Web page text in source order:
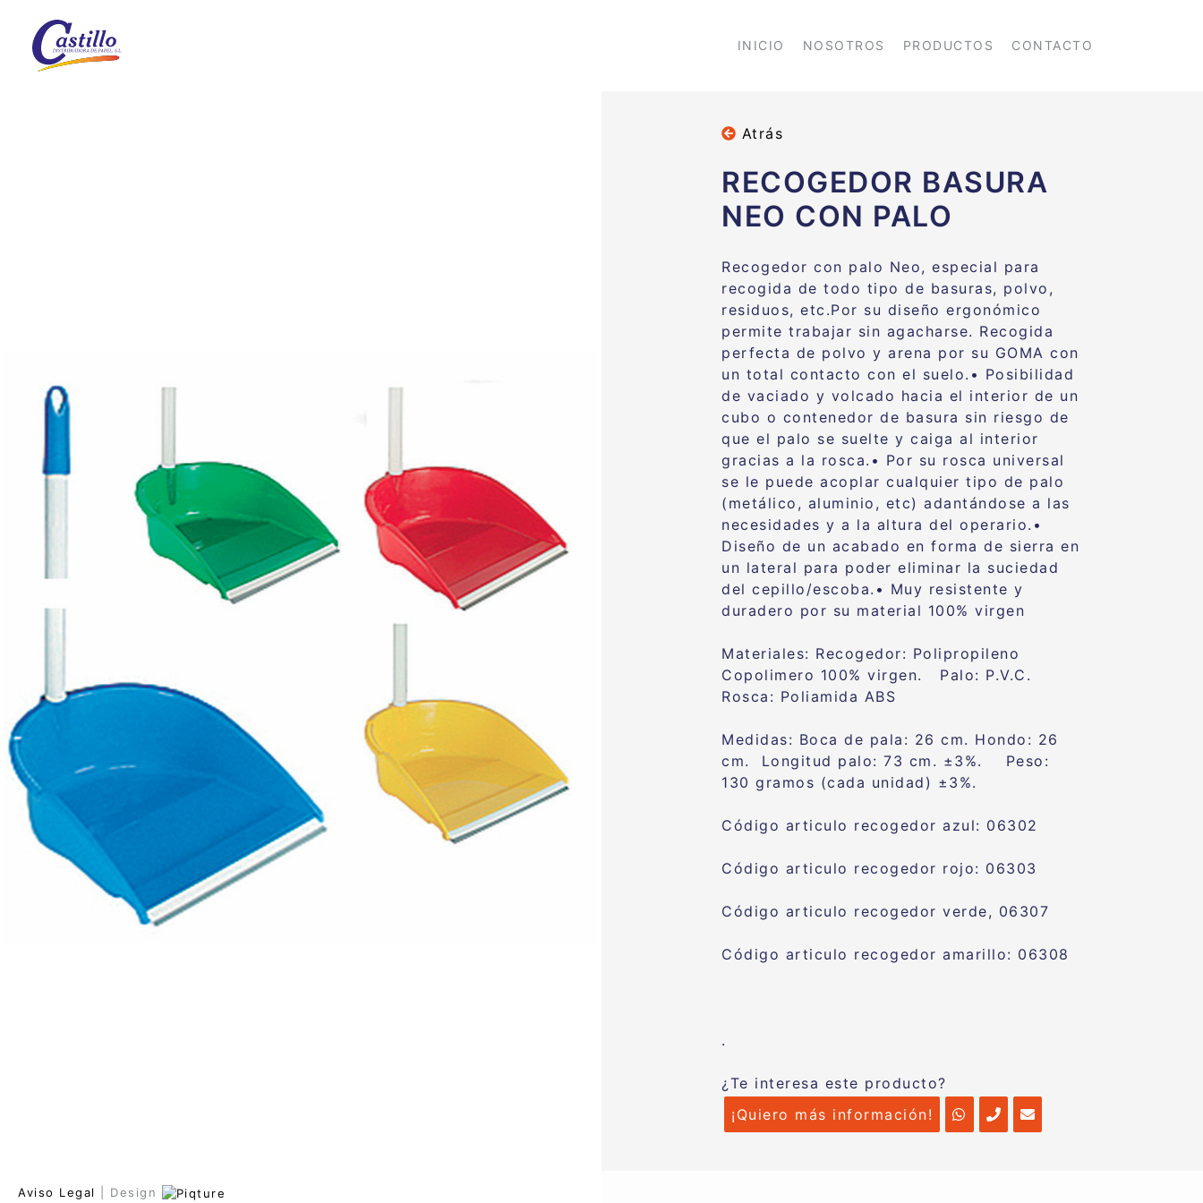
INICIO NOSOTROS PRODUCTOS CONTACTO
Atrás
RECOGEDOR BASURA
NEO CON PALO
Recogedor con palo Neo, especial para
recogida de todo tipo de basuras, polvo,
residuos, etc.Por su diseño ergonómico
permite trabajar sin agacharse. Recogida
perfecta de polvo y arena por su GOMA con
un total contacto con el suelo. • Posibilidad
de vaciado y volcado hacia el interior de un
cubo o contenedor de basura sin riesgo de
que el palo se suelte y caigaal interior
gracias a la rosca. • Por su rosca universal
se le puede acoplar cualquier tipo de palo
(metálico, aluminio, etc) adantándose a las
necesidades y a la altura del operario. •
Diseño de un acabado en forma de sierra en
un lateral para poder eliminar la suciedad
del cepillo/escoba. • Muy resistente y
duradero por su material 100% virgen
Materiales: Recogedor: Polipropileno
Copolimero 100% virgen. Palo: P.V.C.
Rosca : Poliamida ABS
Medidas: Boca de pala: 26 cm. Hondo : 26
cm. Longitud palo: 73 cm. ±3%. Peso:
130 gramos (cada unidad) ±3%.
Código articulo recogedor azul: 06302
Código articulo recogedor rojo: 06303
Código articulo recogedor verde, 06307
Código articulo recogedor amarillo: 06308
.
¿Te interesa este producto?
¡Quiero más información!
Aviso Legal | Design